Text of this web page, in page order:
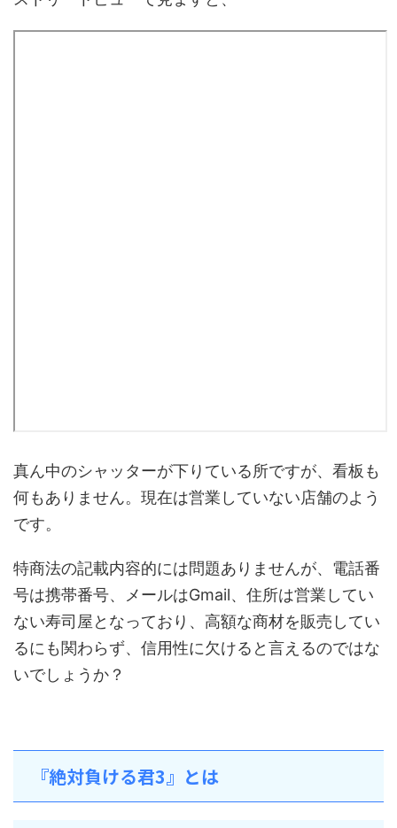
真ん中のシャッターが下りている所ですが、看板も
何もありません。現在は営業していない店舗のよう
です。
特商法の記載内容的には問題ありませんが、電話番
号は携帯番号、メールはGmail、住所は営業してい
ない寿司屋となっており、高額な商材を販売してい
るにも関わらず、信用性に欠けると言えるのではな
いでしょうか？
『絶対負ける君3』とは